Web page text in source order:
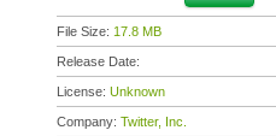
File Size: 17.8 MB
Release Date:
License: Unknown
Company: Twitter, Inc.